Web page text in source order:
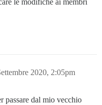
le modifiche ai membri
2020, 2:05pm
passare dal mio vecchio